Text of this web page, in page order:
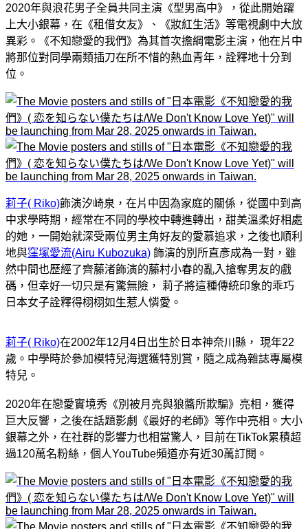
2020年與浪花男子全員共同主演《型男高中》，從此開始躍
上大小銀幕，在《租借女友》、《妝紅生活》等電視劇中大放
異彩。《不知戀愛的我們》為其首次擔綱電影主演，他在片中
將那位對同學兩類插刀在所不惜的熱血青年，詮釋地十分到
位 。
莉子( Riko)飾演汐崎泉，在片中因為家庭的關係，從國中到高
中求學時期，經常在不同的學校中轉進轉出，甜美溫柔好相處
的她，一開始就深受兩位男主角好友的愛慕追求，之後也順利
地與窪塚愛流(Airu Kubozuka) 飾演的別所直彥成為一對，雖
然中間也歷經了齊藤渚飾演的藤村小春的亂入搶奪男友的戲
碼，但幸好一切只是有驚無險， 莉子將這種傳統印象的乖巧
日本女子詮釋得栩栩如生惹人憐愛 。
莉子( Riko)在2002年12月4日出生於日本神奈川縣， 現年22
歲。中學時於參加模特兒海選獲特別賞，隨之成為雜誌專屬模
特兒。
2020年在戀愛實境秀《別被月亮與狼醬所欺騙》亮相，獲得
巨大反響，之後在話題影劇《最好的老師》等作中亮相。大小
銀幕之外，在社群的影響力也相當驚人，目前在TikTok累積超
過120萬名粉絲，個人YouTube頻道亦有近30萬訂閱。